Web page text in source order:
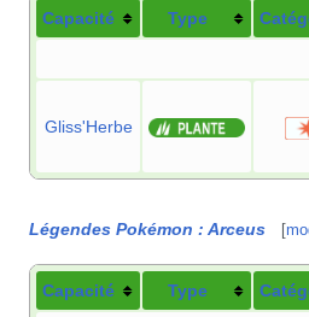
Capacité Type
Gliss'Herbe
Légendes Pokémon : Arceus [
Capacité Type